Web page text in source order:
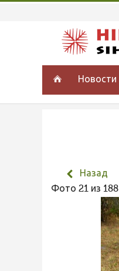
Новости
Назад
Фото 21 из 188